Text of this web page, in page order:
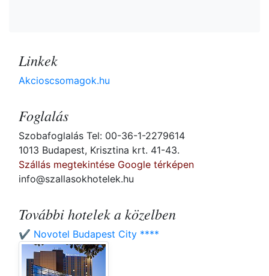
Linkek
Akcioscsomagok.hu
Foglalás
Szobafoglalás Tel: 00-36-1-2279614
1013 Budapest, Krisztina krt. 41-43.
Szállás megtekintése Google térképen
info@szallasokhotelek.hu
További hotelek a közelben
✔️ Novotel Budapest City ****